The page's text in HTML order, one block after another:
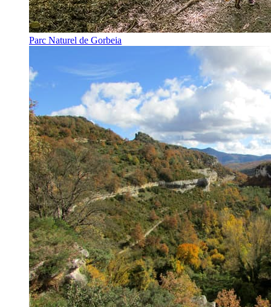
Parc Naturel de Gorbeia